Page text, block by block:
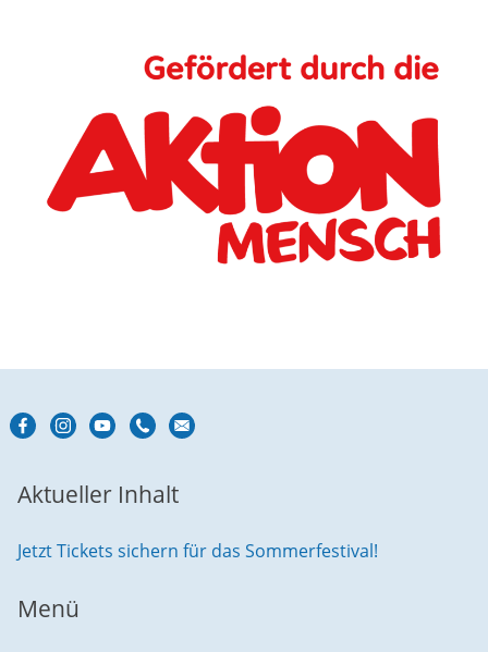
Aktueller Inhalt
Jetzt Tickets sichern für das Sommerfestival!
Menü